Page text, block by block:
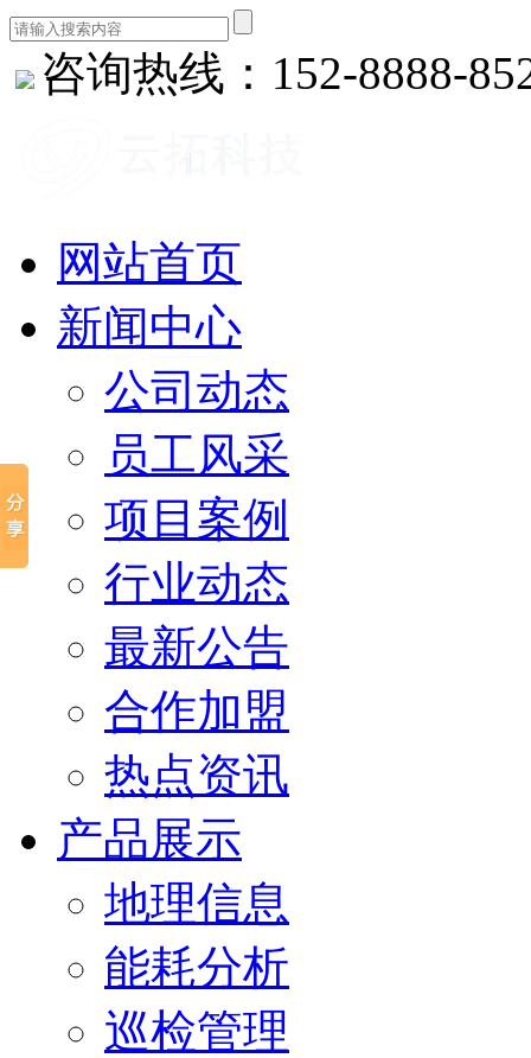
咨询热线：152-8888-
网站首页
新闻中心
公司动态
员工风采
项目案例
行业动态
最新公告
合作加盟
热点资讯
产品展示
地理信息
能耗分析
巡检管理